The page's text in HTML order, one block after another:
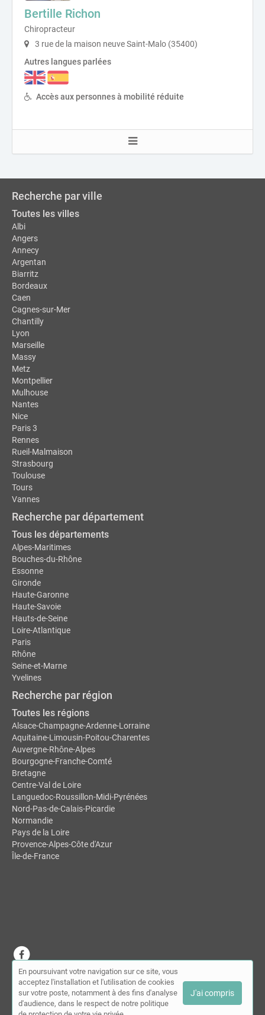
Bertille Richon
Chiropracteur
3 rue de la maison neuve Saint-Malo (35400)
Autres langues parlées
Accès aux personnes à mobilité réduite
Recherche par ville
Toutes les villes
Albi
Angers
Annecy
Argentan
Biarritz
Bordeaux
Caen
Cagnes-sur-Mer
Chantilly
Lyon
Marseille
Massy
Metz
Montpellier
Mulhouse
Nantes
Nice
Paris 3
Rennes
Rueil-Malmaison
Strasbourg
Toulouse
Tours
Vannes
Recherche par département
Tous les départements
Alpes-Maritimes
Bouches-du-Rhône
Essonne
Gironde
Haute-Garonne
Haute-Savoie
Hauts-de-Seine
Loire-Atlantique
Paris
Rhône
Seine-et-Marne
Yvelines
Recherche par région
Toutes les régions
Alsace-Champagne-Ardenne-Lorraine
Aquitaine-Limousin-Poitou-Charentes
Auvergne-Rhône-Alpes
Bourgogne-Franche-Comté
Bretagne
Centre-Val de Loire
Languedoc-Roussillon-Midi-Pyrénées
Nord-Pas-de-Calais-Picardie
Normandie
Pays de la Loire
Provence-Alpes-Côte d'Azur
Île-de-France
© MDSL | Annuaire des chiropracteurs 2026 |
compte|Contact
Conditions générales d'utilisation|Mentions légales
En poursuivant votre navigation sur ce site, vous
acceptez l'installation et l'utilisation de cookies
sur votre poste, notamment à des fins d'analyse
d'audience, dans le respect de notre politique
J'ai compris